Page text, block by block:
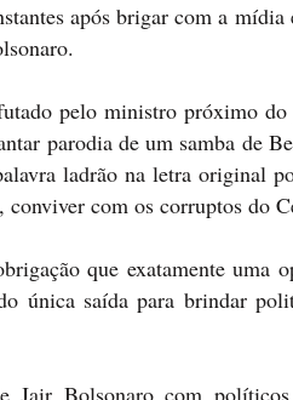
após brigar com a
pelo ministro próximo
parodia de um samba de
ladrão na letra original
com os corruptos do
que exatamente uma
única saída para brindar
Jair Bolsonaro com